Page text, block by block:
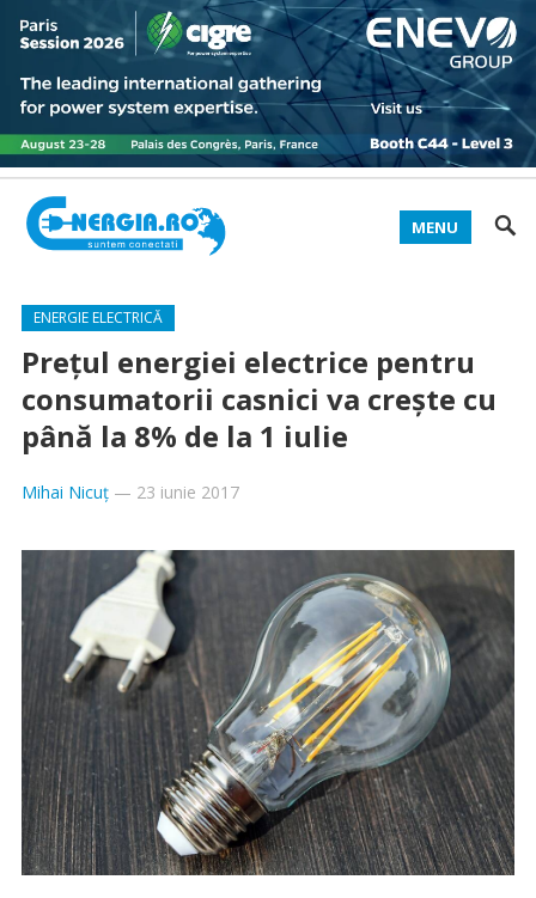
MENU
ENERGIE ELECTRICĂ
Preţul energiei electrice pentru
consumatorii casnici va creşte cu
până la 8% de la 1 iulie
Mihai Nicuț— 23 iunie 2017